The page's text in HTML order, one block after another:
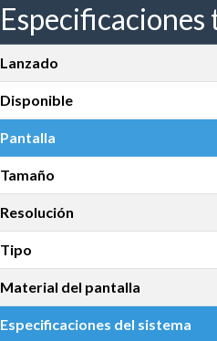
Especificaciones
Lanzado
Disponible
Pantalla
Tamaño
Resolución
Tipo
Material del pantalla
Especificaciones del sistema